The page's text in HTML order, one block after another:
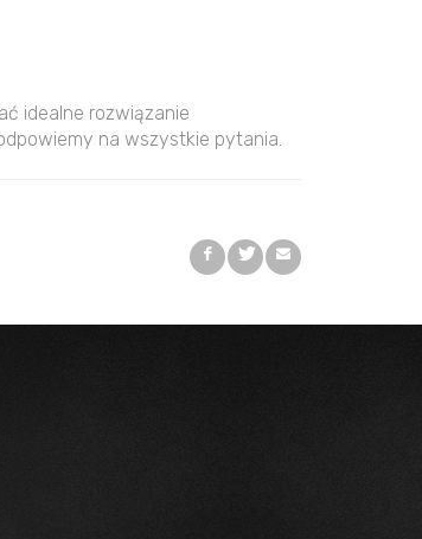
idealne rozwiązanie
na wszystkie pytania.